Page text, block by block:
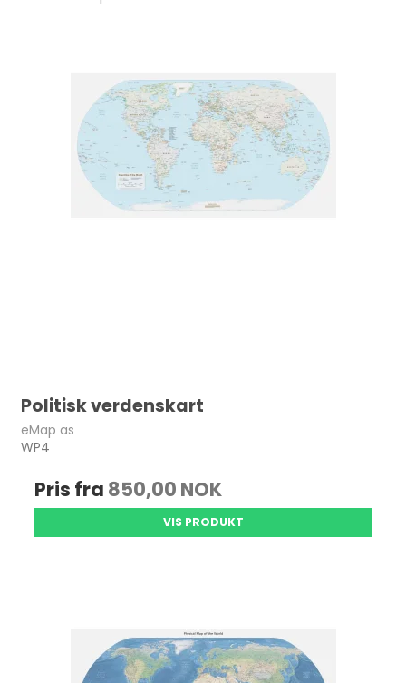
Politisk verdenskart
eMap as
WP4
Pris fra 850,00 NOK
VIS PRODUKT